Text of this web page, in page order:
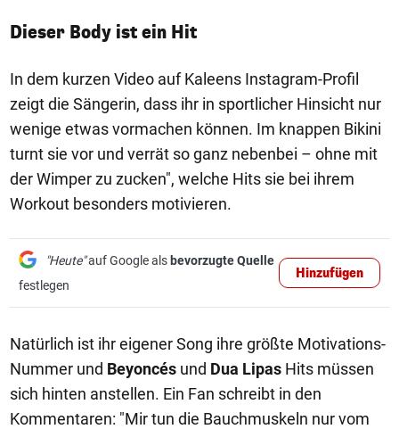
Dieser Body ist ein Hit
In dem kurzen Video auf Kaleens Instagram-Profil
zeigt die Sängerin, dass ihr in sportlicher Hinsicht nur
wenige etwas vormachen können. Im knappen Bikini
turnt sie vor und verrät so ganz nebenbei – ohne mit
der Wimper zu zucken", welche Hits sie bei ihrem
Workout besonders motivieren.
"Heute"auf Google als bevorzugte Quelle
festlegen
Hinzufügen
Natürlich ist ihr eigener Song ihre größte Motivations-
Nummer und Beyoncés und Dua Lipas Hits müssen
sich hinten anstellen. Ein Fan schreibt in den
Kommentaren: "Mir tun die Bauchmuskeln nur vom